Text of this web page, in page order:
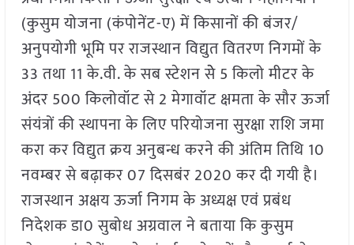
(कुसुम योजना (कंपोनेंट-ए) में किसानों की बंजर/
अनुपयोगी भूमि पर राजस्थान विद्युत वितरण निगमों के
33 तथा 11 के.वी. के सब स्टेशन सेे 5 किलो मीटर के
अंदर 500 किलोवॉट से 2 मेगावॉट क्षमता के सौर ऊर्जा
संयंत्रों की स्थापना के लिए परियोजना सुरक्षा राशि जमा
करा कर विद्युत क्रय अनुबन्ध करने की अंतिम तिथि 10
नवम्बर से बढ़ाकर 07 दिसबंर 2020 कर दी गयी है।
राजस्थान अक्षय ऊर्जा निगम के अध्यक्ष एवं प्रबंध
निदेशक डा0 सुबोध अग्रवाल ने बताया कि कुसुम